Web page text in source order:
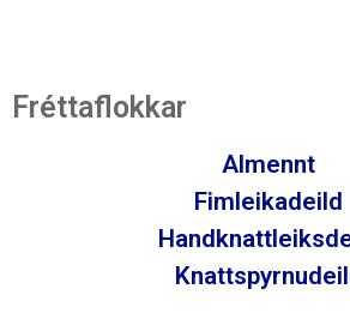
Fréttaflokkar
Almennt
Fimleikadeild